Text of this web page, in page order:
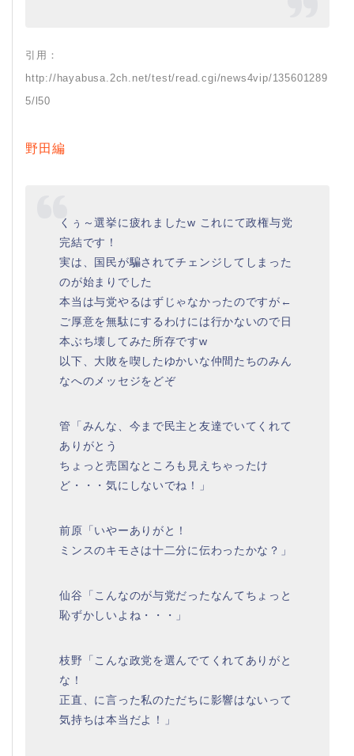
引用：
http://hayabusa.2ch.net/test/read.cgi/news4vip/135601289
5/l50
野田編
くぅ～選挙に疲れましたw これにて政権与党
完結です！
実は、国民が騙されてチェンジしてしまった
のが始まりでした
本当は与党やるはずじゃなかったのですが←
ご厚意を無駄にするわけには行かないので日
本ぶち壊してみた所存ですw
以下、大敗を喫したゆかいな仲間たちのみん
なへのメッセジをどぞ
管「みんな、今まで民主と友達でいてくれて
ありがとう
ちょっと売国なところも見えちゃったけ
ど・・・気にしないでね！」
前原「いやーありがと！
ミンスのキモさは十二分に伝わったかな？」
仙谷「こんなのが与党だったなんてちょっと
恥ずかしいよね・・・」
枝野「こんな政党を選んでてくれてありがと
な！
正直、に言った私のただちに影響はないって
気持ちは本当だよ！」